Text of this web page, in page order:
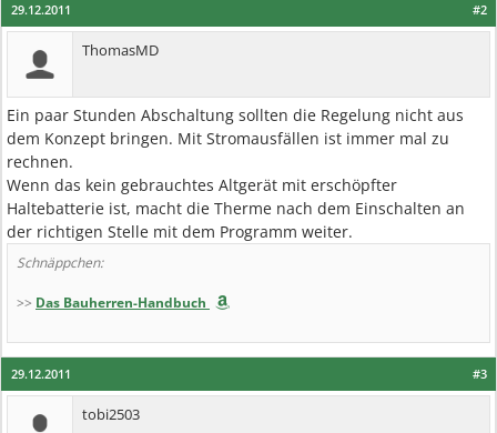
#2
29.12.2011
ThomasMD
Ein paar Stunden Abschaltung sollten die Regelung nicht aus
dem Konzept bringen. Mit Stromausfällen ist immer mal zu
rechnen.
Wenn das kein gebrauchtes Altgerät mit erschöpfter
Haltebatterie ist, macht die Therme nach dem Einschalten an
der richtigen Stelle mit dem Programm weiter.
Schnäppchen:
>> Das Bauherren-Handbuch
#3
29.12.2011
tobi2503